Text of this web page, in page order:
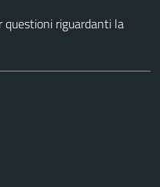
questioni riguardanti la